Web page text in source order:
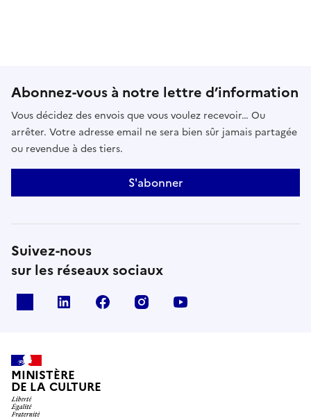
Abonnez-vous à notre lettre d’information
Vous décidez des envois que vous voulez recevoir… Ou
arrêter. Votre adresse email ne sera bien sûr jamais partagée
ou revendue à des tiers.
S'abonner
Suivez-nous
sur les réseaux sociaux
linkedin facebook instagram
MINISTÈRE
DE LA CULTURE